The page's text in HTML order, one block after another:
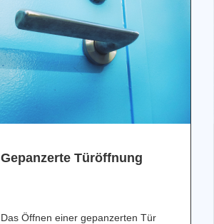
Gepanzerte Türöffnung
Das Öffnen einer gepanzerten Tür